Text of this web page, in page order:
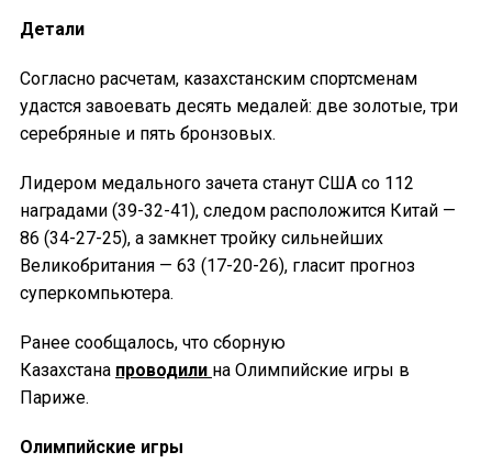
Детали
Согласно расчетам, казахстанским спортсменам
удастся завоевать десять медалей: две золотые, три
серебряные и пять бронзовых.
Лидером медального зачета станут США со 112
наградами (39-32-41), следом расположится Китай —
86 (34-27-25), а замкнет тройку сильнейших
Великобритания — 63 (17-20-26), гласит прогноз
суперкомпьютера.
Ранее сообщалось, что сборную
Казахстана проводили на Олимпийские игры в
Париже.
Олимпийские игры